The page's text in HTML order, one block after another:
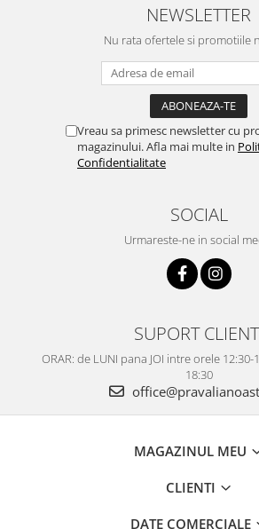
NEWSLETTER
Nu rata ofertele si promotiile
Vreau sa primesc newsletter cu
magazinului. Afla mai multe in
Confidentialitate
SOCIAL
Urmareste-ne in social
SUPORT
ORAR: de LUNI pana JOI intre orele 12:30-
18:30
MAGAZINUL MEU
CLIENTI
DATE COMERCIALE